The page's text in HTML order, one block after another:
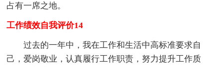
占有一席之地。
工作绩效自我评价14
过去的一年中，我在工作和生活中高标准要求自
己，爱岗敬业，认真履行工作职责，努力提升工作质